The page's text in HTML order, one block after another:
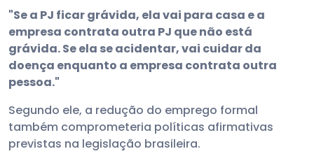
"Se a PJ ficar grávida, ela vai para casa e a
empresa contrata outra PJ que não está
grávida. Se ela se acidentar, vai cuidar da
doença enquanto a empresa contrata outra
pessoa."
Segundo ele, a redução do emprego formal
também comprometeria políticas afirmativas
previstas na legislação brasileira.